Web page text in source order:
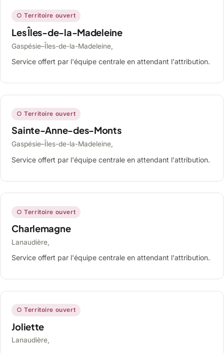
○ Territoire ouvert
Les Îles-de-la-Madeleine
Gaspésie–Îles-de-la-Madeleine,
Service offert par l'équipe centrale en attendant l'attribution.
○ Territoire ouvert
Sainte-Anne-des-Monts
Gaspésie–Îles-de-la-Madeleine,
Service offert par l'équipe centrale en attendant l'attribution.
○ Territoire ouvert
Charlemagne
Lanaudière,
Service offert par l'équipe centrale en attendant l'attribution.
○ Territoire ouvert
Joliette
Lanaudière,